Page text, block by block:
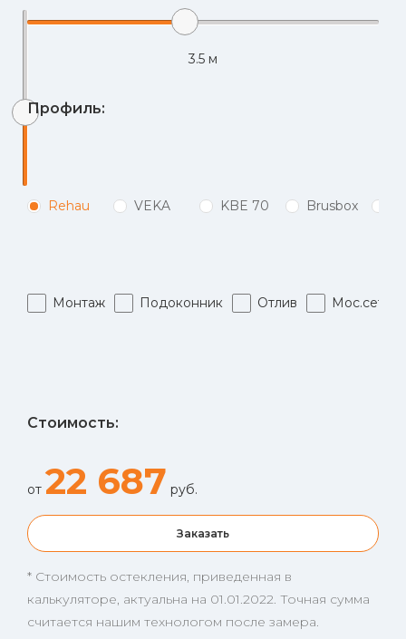
3.5 м
Профиль:
Rehau VEKA KBE 70 Brusbox
Монтаж Подоконник Отлив Мос.сетка
Стоимость:
от 22 687 руб.
Заказать
* Стоимость остекления, приведенная в
калькуляторе, актуальна на 01.01.2022. Точная сумма
считается нашим технологом после замера.